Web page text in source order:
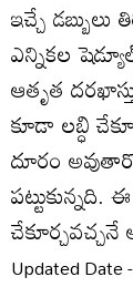
ఇచ్చే
ఎన్నికల
ఆతృత
కూడా లబ్ధి
దూరం
Updated Date